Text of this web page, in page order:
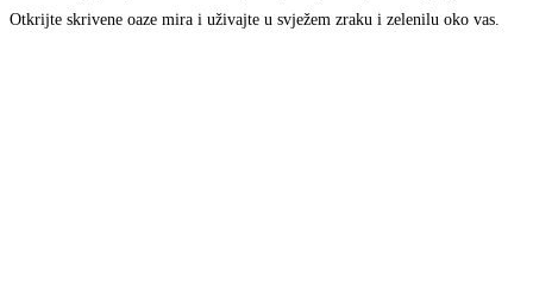
Otkrijte skrivene oaze mira i uživajte u svježem zraku i zelenilu oko vas.